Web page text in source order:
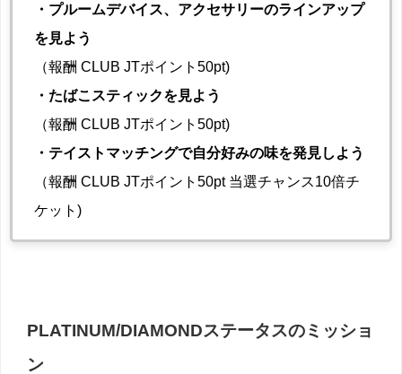
・プルームデバイス、アクセサリーのラインアップ
を見よう
（報酬 CLUB JTポイント50pt)
・たばこスティックを見よう
（報酬 CLUB JTポイント50pt)
・テイストマッチングで自分好みの味を発見しよう
（報酬 CLUB JTポイント50pt 当選チャンス10倍チ
ケット)
PLATINUM/DIAMONDステータスのミッショ
ン